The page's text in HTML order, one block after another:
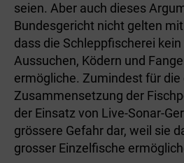
seien. Aber auch dieses
Bundesgericht nicht gelten
dass die Schleppfischerei
Aussuchen, Ködern und
ermögliche. Zumindest für
Zusammensetzung der
der Einsatz von Live-Sonar-
grössere Gefahr dar, weil sie
grosser Einzelfische